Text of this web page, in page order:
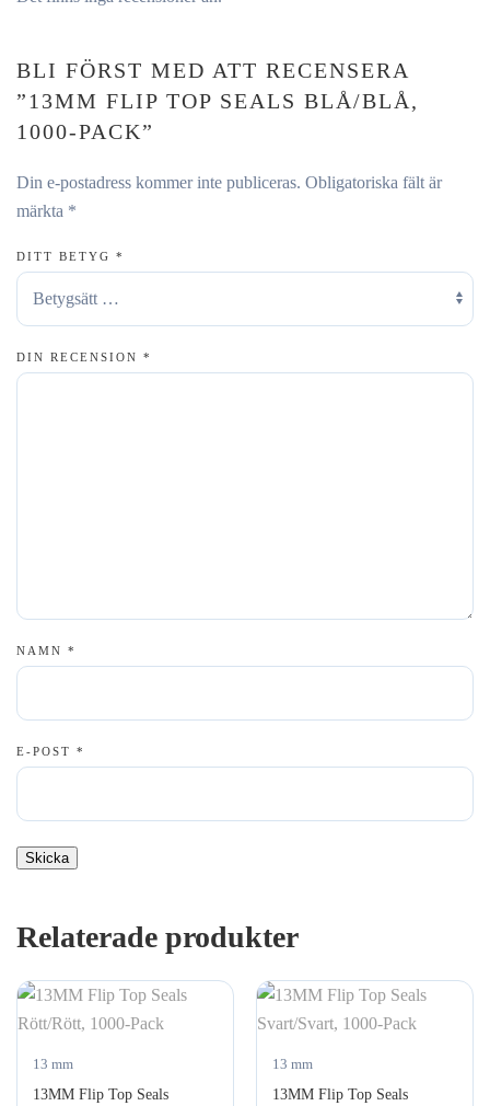
BLI FÖRST MED ATT RECENSERA
”13MM FLIP TOP SEALS BLÅ/BLÅ,
1000-PACK”
Din e-postadress kommer inte publiceras. Obligatoriska fält är
märkta *
DITT BETYG *
DIN RECENSION *
NAMN *
E-POST *
Relaterade produkter
13 mm
13MM Flip Top Seals
13 mm
13MM Flip Top Seals